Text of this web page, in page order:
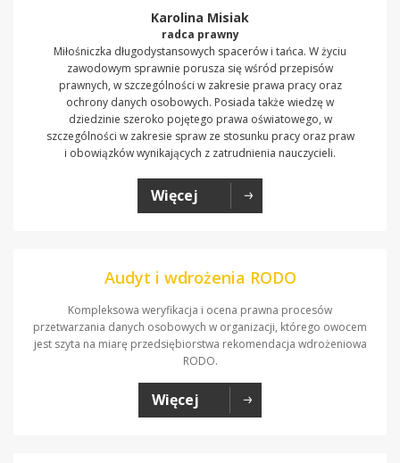
Karolina Misiak
radca prawny
Miłośniczka długodystansowych spacerów i tańca. W życiu
zawodowym sprawnie porusza się wśród przepisów
prawnych, w szczególności w zakresie prawa pracy oraz
ochrony danych osobowych. Posiada także wiedzę w
dziedzinie szeroko pojętego prawa oświatowego, w
szczególności w zakresie spraw ze stosunku pracy oraz praw
i obowiązków wynikających z zatrudnienia nauczycieli.
Więcej
Audyt i wdrożenia RODO
Kompleksowa weryfikacja i ocena prawna procesów
przetwarzania danych osobowych w organizacji, którego owocem
jest szyta na miarę przedsiębiorstwa rekomendacja wdrożeniowa
RODO.
Więcej